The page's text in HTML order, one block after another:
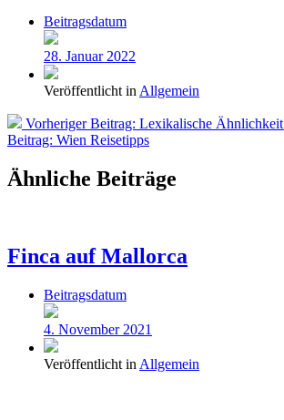
Beitragsdatum
28. Januar 2022
Veröffentlicht in Allgemein
Vorheriger Beitrag: Lexikalische Ähnlichkeit
Beitrag: Wien Reisetipps
Ähnliche Beiträge
Finca auf Mallorca
Beitragsdatum
4. November 2021
Veröffentlicht in Allgemein